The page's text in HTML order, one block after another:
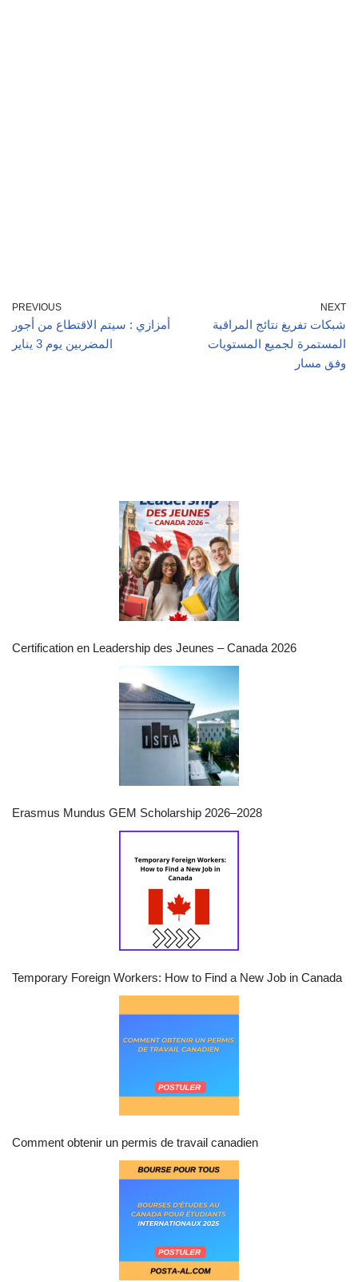
PREVIOUS
أمزازي : سيتم الاقتطاع من أجور
المضربين يوم 3 يناير
NEXT
شبكات تفريغ نتائج المراقبة
المستمرة لجميع المستويات
وفق مسار
Certification en Leadership des Jeunes – Canada 2026
Erasmus Mundus GEM Scholarship 2026–2028
Temporary Foreign Workers: How to Find a New Job in Canada
Comment obtenir un permis de travail canadien